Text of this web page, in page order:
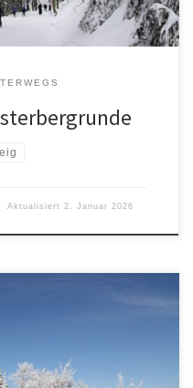
Aktualisiert 2. Januar 2026